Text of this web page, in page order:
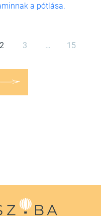
a pótlása.
2 3 … 15